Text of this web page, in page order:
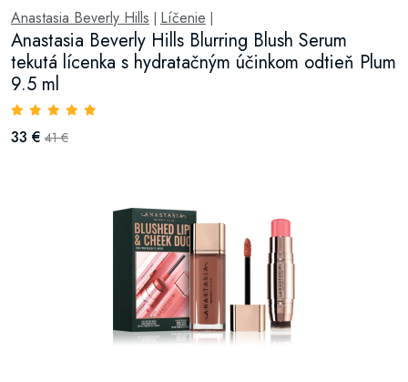
Anastasia Beverly Hills Líčenie
Anastasia Beverly Hills Blurring Blush Serum
tekutá lícenka s hydratačným účinkom odtieň Plum
9.5 ml
33 € 41 €